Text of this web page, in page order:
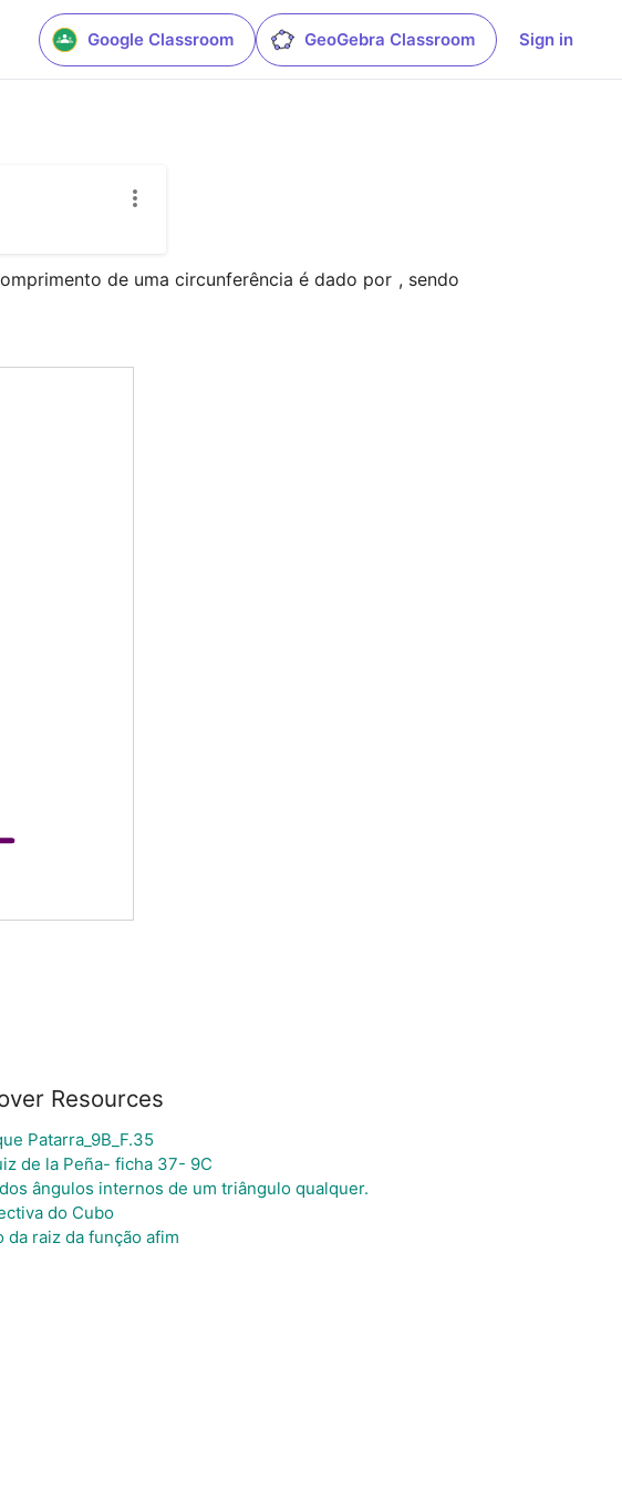
Google Classroom GeoGebra Classroom Sign in
de uma circunferência é dado por
Resources
Patarra_9B_F.35
de la Peña- ficha 37- 9C
ângulos internos de um triângulo qualquer.
do Cubo
da raiz da função afim